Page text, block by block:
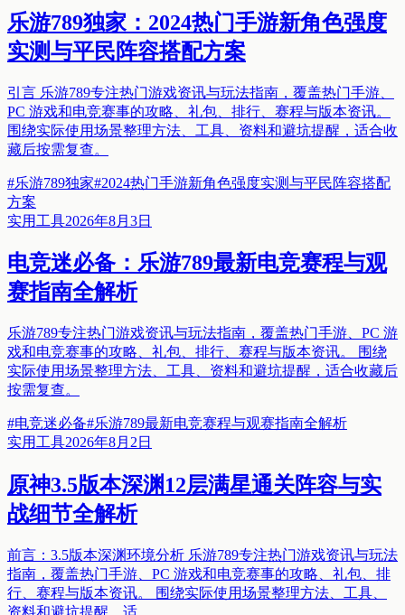
乐游789独家：2024热门手游新角色强度
实测与平民阵容搭配方案
引言 乐游789专注热门游戏资讯与玩法指南，覆盖热门手游、
PC 游戏和电竞赛事的攻略、礼包、排行、赛程与版本资讯。
围绕实际使用场景整理方法、工具、资料和避坑提醒，适合收
藏后按需复查。
#乐游789独家#2024热门手游新角色强度实测与平民阵容搭配
方案
实用工具2026年8月3日
电竞迷必备：乐游789最新电竞赛程与观
赛指南全解析
乐游789专注热门游戏资讯与玩法指南，覆盖热门手游、PC 游
戏和电竞赛事的攻略、礼包、排行、赛程与版本资讯。 围绕
实际使用场景整理方法、工具、资料和避坑提醒，适合收藏后
按需复查。
#电竞迷必备#乐游789最新电竞赛程与观赛指南全解析
实用工具2026年8月2日
原神3.5版本深渊12层满星通关阵容与实
战细节全解析
前言：3.5版本深渊环境分析 乐游789专注热门游戏资讯与玩法
指南，覆盖热门手游、PC 游戏和电竞赛事的攻略、礼包、排
行、赛程与版本资讯。 围绕实际使用场景整理方法、工具、